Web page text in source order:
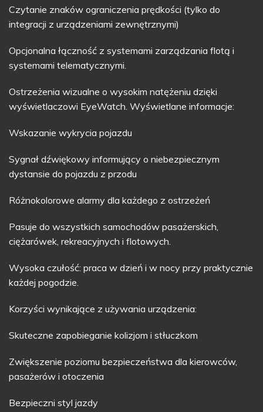
Czytanie znaków ograniczenia prędkości (tylko do
integracji z urządzeniami zewnętrznymi)
Opcjonalna łączność z systemami zarządzania flotą i
systemami telematycznymi.
Ostrzeżenia wizualne o wysokim natężeniu dzięki
wyświetlaczowi EyeWatch. Wyświetlane informacje:
Wskazanie wykrycia pojazdu
Sygnał dźwiękowy informujący o niebezpiecznym
dystansie do pojazdu z przodu
Różnokolorowe alarmy dla każdego z ostrzeżeń
Pasuje do wszystkich samochodów pasażerskich,
ciężarówek, rekreacyjnych i flotowych.
Wysoka czułość: praca w dzień i w nocy przy praktycznie
każdej pogodzie.
Korzyści wynikające z używania urządzenia:
Skuteczne zapobieganie kolizjom i stłuczkom
Zwiększenie poziomu bezpieczeństwa dla kierowców,
pasażerów i otoczenia
Bezpieczni styl jazdy